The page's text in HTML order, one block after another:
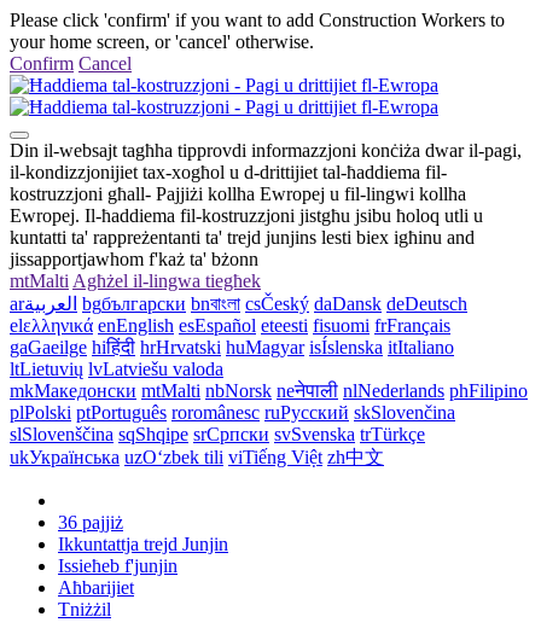
Please click 'confirm' if you want to add Construction Workers to
your home screen, or 'cancel' otherwise.
Confirm Cancel
Din il-websajt tagħha tipprovdi informazzjoni konċiża dwar il-pagi,
il-kondizzjonijiet tax-xogħol u d-drittijiet tal-ħaddiema fil-
kostruzzjoni għall- Pajjiżi kollha Ewropej u fil-lingwi kollha
Ewropej. Il-ħaddiema fil-kostruzzjoni jistgħu jsibu ħoloq utli u
kuntatti ta' rappreżentanti ta' trejd junjins lesti biex igħinu and
jissapportjawhom f'każ ta' bżonn
mtMalti Agħżel il-lingwa tiegħek
arالعربية bgбългарски bnবাংলা csČeský daDansk deDeutsch
elελληνικά enEnglish esEspañol eteesti fisuomi frFrançais
gaGaeilge hiहिंदी hrHrvatski huMagyar isÍslenska itItaliano
ltLietuvių lvLatviešu valoda
mkМакедонски mtMalti nbNorsk neनेपाली nlNederlands phFilipino
plPolski ptPortuguês roromânesc ruРусский skSlovenčina
slSlovenščina sqShqipe srСрпски svSvenska trTürkçe
ukУкраїнська uzOʻzbek tili viTiếng Việt zh中文
36 pajjiż
Ikkuntattja trejd Junjin
Issieħeb f'junjin
Aħbarijiet
Tniżżil